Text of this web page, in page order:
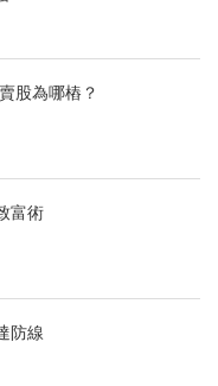
股為哪樁？
富術
防線